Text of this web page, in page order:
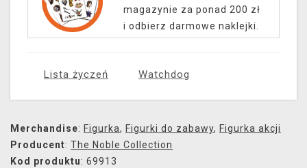
magazynie za ponad 200 zł
i odbierz darmowe naklejki.
Lista życzeń Watchdog
Merchandise: Figurka, Figurki do zabawy, Figurka akcji
Producent: The Noble Collection
Kod produktu: 69913